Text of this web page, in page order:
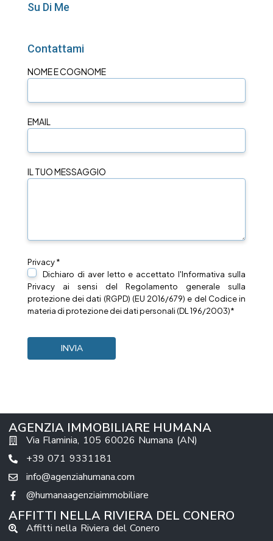
Su Di Me
Contattami
NOME E COGNOME
EMAIL
IL TUO MESSAGGIO
Privacy *
Dichiaro di aver letto e accettato l'Informativa sulla
Privacy ai sensi del Regolamento generale sulla
protezione dei dati (RGPD) (EU 2016/679) e del Codice in
materia di protezione dei dati personali (DL 196/2003)*
AGENZIA IMMOBILIARE HUMANA
Via Flaminia, 105 60026 Numana (AN)
+39 071 9331181
info@agenziahumana.com
@humanaagenziaimmobiliare
AFFITTI NELLA RIVIERA DEL CONERO
Affitti nella Riviera del Conero